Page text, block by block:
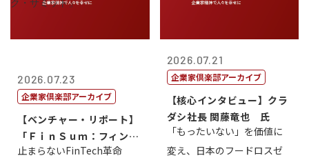
2026.07.23
企業家倶楽部アーカイブ
【ベンチャー・リポート】
「ＦｉｎＳｕｍ：フィンテ
ック・サミッ...
止まらないFinTech革命
2026.07.21
企業家倶楽部アーカイブ
【核心インタビュー】クラ
ダシ社長 関藤竜也 氏
「もったいない」を価値に
変え、日本のフードロスゼ